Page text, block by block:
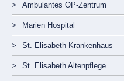
Ambulantes OP-Zentrum
Marien Hospital
St. Elisabeth Krankenhaus
St. Elisabeth Altenpflege